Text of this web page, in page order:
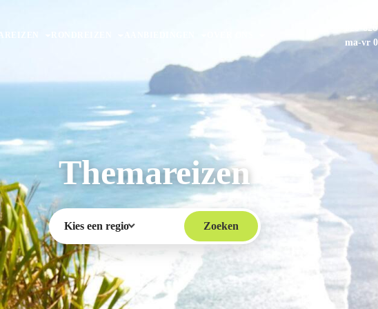
020-
ma-vr
Themareizen
Kies een regio Zoeken